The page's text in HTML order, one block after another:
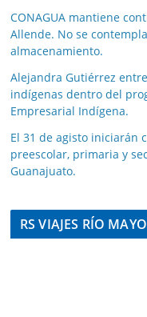
CONAGUA mantiene
Allende. No se
almacenamiento.
Alejandra Gutiérrez
indígenas dentro del
Empresarial Indígena.
El 31 de agisto iniciarán
preescolar, primaria y
Guanajuato.
RS VIAJES RÍO MAYO